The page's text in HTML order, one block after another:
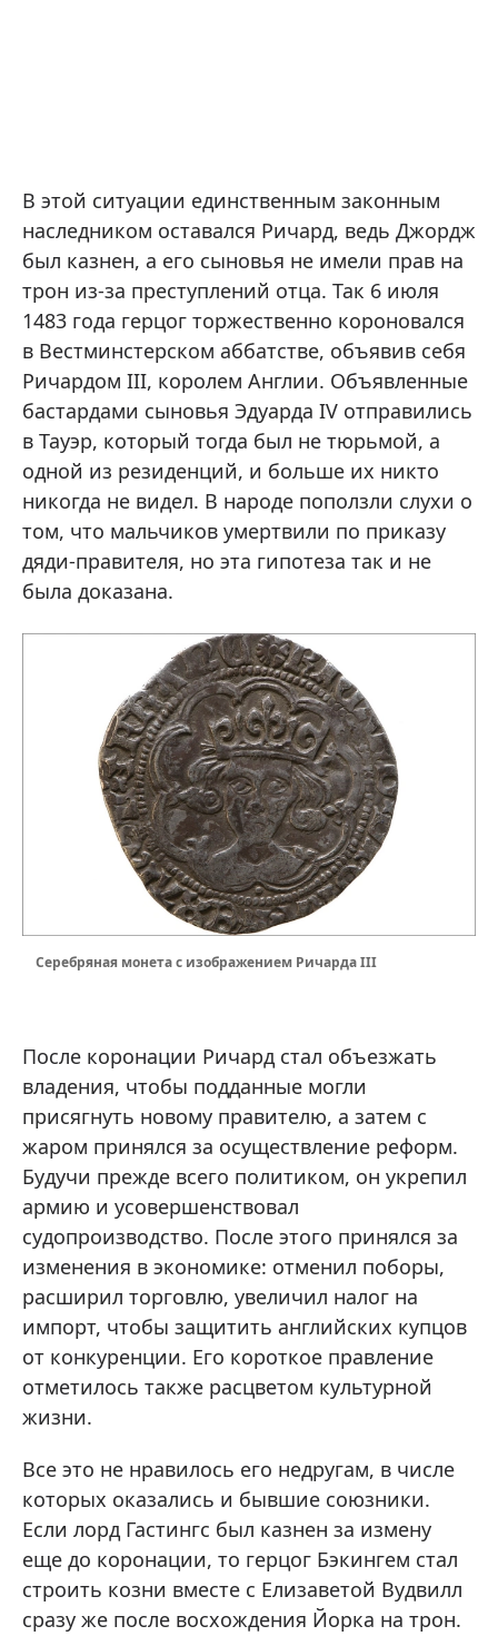
В этой ситуации единственным законным
наследником оставался Ричард, ведь Джордж
был казнен, а его сыновья не имели прав на
трон из-за преступлений отца. Так 6 июля
1483 года герцог торжественно короновался
в Вестминстерском аббатстве, объявив себя
Ричардом III, королем Англии. Объявленные
бастардами сыновья Эдуарда IV отправились
в Тауэр, который тогда был не тюрьмой, а
одной из резиденций, и больше их никто
никогда не видел. В народе поползли слухи о
том, что мальчиков умертвили по приказу
дяди-правителя, но эта гипотеза так и не
была доказана.
Серебряная монета с изображением Ричарда III
После коронации Ричард стал объезжать
владения, чтобы подданные могли
присягнуть новому правителю, а затем с
жаром принялся за осуществление реформ.
Будучи прежде всего политиком, он укрепил
армию и усовершенствовал
судопроизводство. После этого принялся за
изменения в экономике: отменил поборы,
расширил торговлю, увеличил налог на
импорт, чтобы защитить английских купцов
от конкуренции. Его короткое правление
отметилось также расцветом культурной
жизни.
Все это не нравилось его недругам, в числе
которых оказались и бывшие союзники.
Если лорд Гастингс был казнен за измену
еще до коронации, то герцог Бэкингем стал
строить козни вместе с Елизаветой Вудвилл
сразу же после восхождения Йорка на трон.